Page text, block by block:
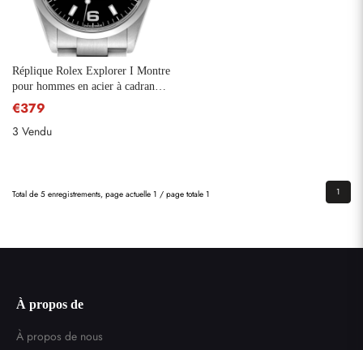
Réplique Rolex Explorer I Montre
pour hommes en acier à cadran
noir 114270
€379
3 Vendu
Total de 5 enregistrements, page actuelle 1 / page totale 1 1
À propos de
À propos de nous